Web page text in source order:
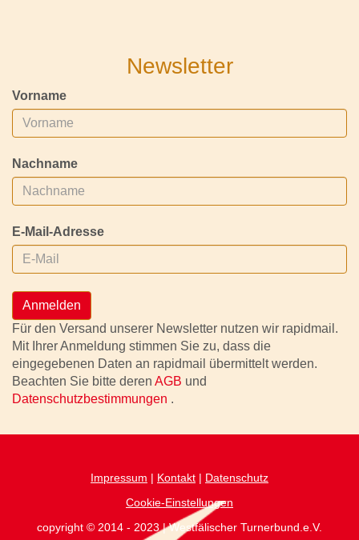
Newsletter
Vorname
Nachname
E-Mail-Adresse
Anmelden
Für den Versand unserer Newsletter nutzen wir rapidmail.
Mit Ihrer Anmeldung stimmen Sie zu, dass die
eingegebenen Daten an rapidmail übermittelt werden.
Beachten Sie bitte deren AGB und
Datenschutzbestimmungen .
Impressum | Kontakt | Datenschutz
Cookie-Einstellungen
copyright © 2014 - 2023 | Westfälischer Turnerbund.e.V.